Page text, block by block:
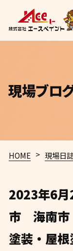
現場ブロ
HOME > 現場日
2023年6
市 海南市
塗装・屋